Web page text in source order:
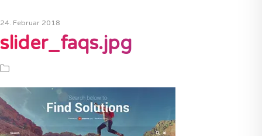
24. Februar 2018
slider_faqs.jpg